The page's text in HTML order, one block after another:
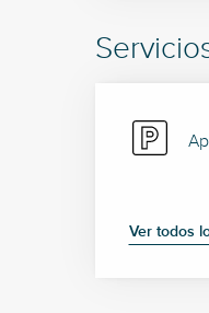
Ver todos